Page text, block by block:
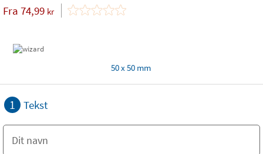
Fra 74,99 kr
50 x 50 mm
1 Tekst